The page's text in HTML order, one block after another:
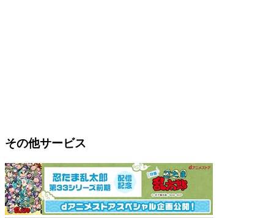
その他サービス